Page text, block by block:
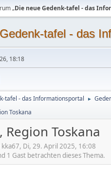
„Die neue Gedenk-tafel - das
tafel - das
18:18
tafel - das Informationsportal ►
Toskana
Region Toskana
Di, 29. April 2025, 16:08
1 Gast betrachten dieses Thema.